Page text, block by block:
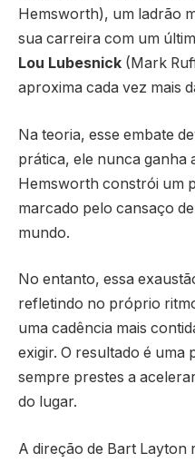
Hemsworth), um ladrão
sua carreira com um
Lou Lubesnick (Mark
aproxima cada vez mais
Na teoria, esse embate
prática, ele nunca ganha
Hemsworth constrói um
marcado pelo cansaço
mundo.
No entanto, essa
refletindo no próprio
uma cadência mais
exigir. O resultado é uma
sempre prestes a
do lugar.
A direção de Bart Layton